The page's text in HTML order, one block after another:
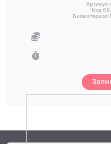
Артикул
Код
Биоматериал